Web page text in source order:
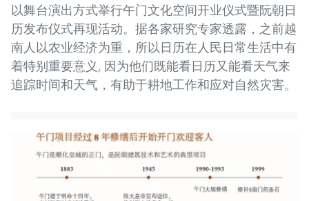
以舞台演出方式举行午门文化空间开业仪式暨阮朝日
历发布仪式再现活动。据各家研究专家透露，之前越
南人以农业经济为重，所以日历在人民日常生活中有
着特别重要意义, 因为他们既能看日历又能看天气来
追踪时间和天气，有助于耕地工作和应对自然灾害。